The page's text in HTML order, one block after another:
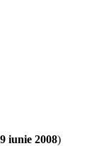
iunie 2008)